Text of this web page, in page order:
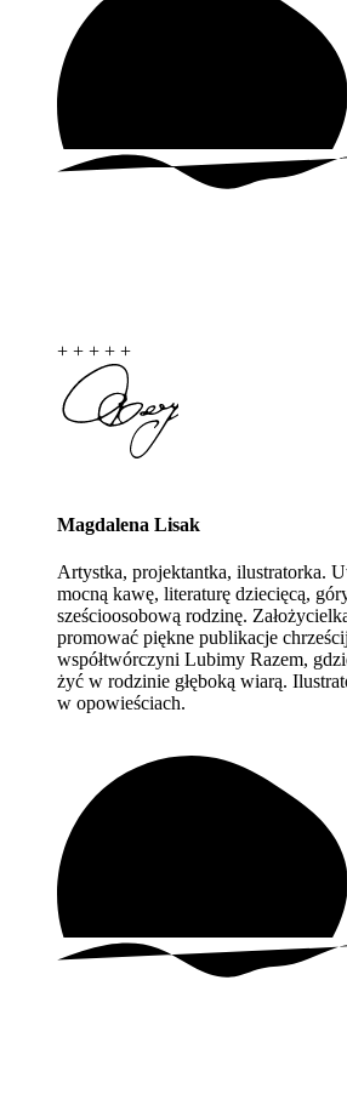
+ + + + +
Magdalena Lisak
Artystka, projektantka, ilustratorka.
mocną kawę, literaturę dziecięcą,
sześcioosobową rodzinę.
promować piękne publikacje
współtwórczyni Lubimy Razem,
żyć w rodzinie głęboką wiarą.
w opowieściach.